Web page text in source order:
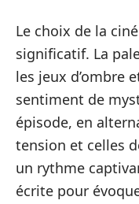
Le choix de la
significatif. La
les jeux d’ombre
sentiment de
épisode, en
tension et celles
un rythme
écrite pour